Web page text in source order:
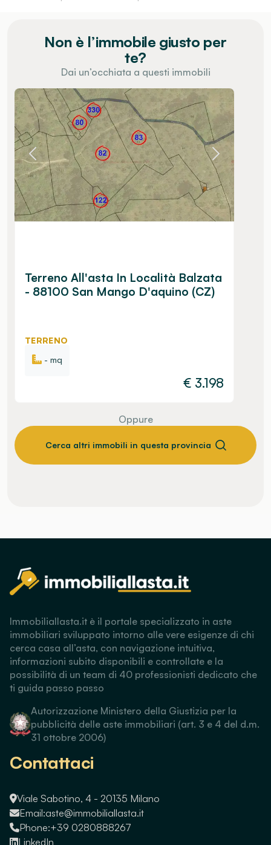
Non è l’immobile giusto per
te?
Dai un’occhiata a questi immobili
Terreno All'asta In Località Balzata
- 88100 San Mango D'aquino (CZ)
TERRENO
- mq
€ 3.198
Oppure
Cerca altri immobili in questa provincia
Immobiliallasta.it è il portale specializzato in aste
immobiliari sviluppato intorno alle vere esigenze di chi
cerca casa all’asta, con navigazione intuitiva,
informazioni subito disponibili e controllate e la
possibilità di un team di 40 professionisti dedicato che
ti guida passo passo
Autorizzazione Ministero della Giustizia per la
pubblicità delle aste immobiliari (art. 3 e 4 del d.m.
31 ottobre 2006)
Contattaci
Viale Sabotino, 4 - 20135 Milano
Email:aste@immobiliallasta.it
Phone:+39 0280888267
LinkedIn